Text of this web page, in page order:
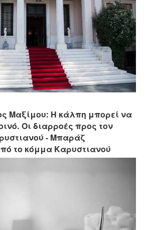
Μαξίμου: Η κάλπη μπορεί να
Οι διαρροές προς τον
- Μπαράζ
το κόμμα Καρυστιανού